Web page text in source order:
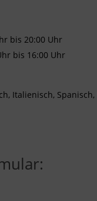
bis 20:00 Uhr
bis 16:00 Uhr
Italienisch,